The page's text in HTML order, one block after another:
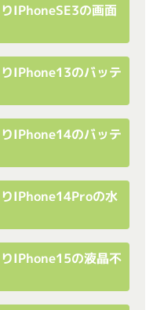
iPhoneSE3の画面
iPhone13のバッテ
iPhone14のバッテ
iPhone14Proの水
iPhone15の液晶不